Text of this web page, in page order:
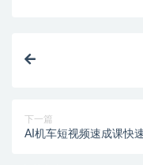
下一篇
AI机车短视频速成课快